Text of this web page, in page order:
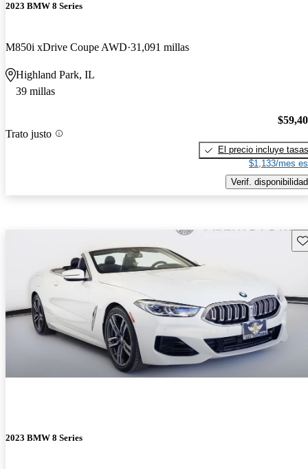
2023 BMW 8 Series
M850i xDrive Coupe AWD 31,091 millas
Highland Park, IL
39 millas
Trato justo
El precio incluye tasas
$1,133/mes
Verif. disponibilidad
2023 BMW 8 Series